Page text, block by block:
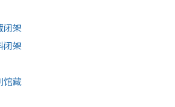
闭架
闭架
馆藏